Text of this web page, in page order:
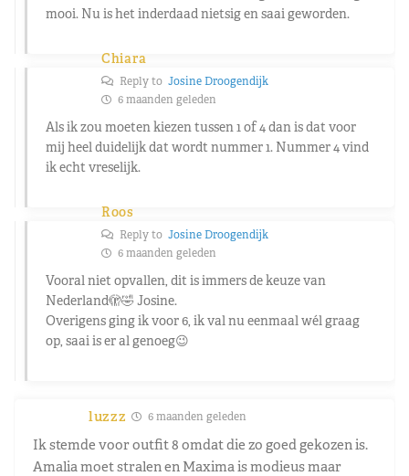
mooi. Nu is het inderdaad nietsig en saai geworden.
Chiara
Reply to Josine Droogendijk
6 maanden geleden
Als ik zou moeten kiezen tussen 1 of 4 dan is dat voor
mij heel duidelijk dat wordt nummer 1. Nummer 4 vind
ik echt vreselijk.
Roos
Reply to Josine Droogendijk
6 maanden geleden
Vooral niet opvallen, dit is immers de keuze van
Nederland🫣🤣 Josine.
Overigens ging ik voor 6, ik val nu eenmaal wél graag
op, saai is er al genoeg😉
luzzz 6 maanden geleden
Ik stemde voor outfit 8 omdat die zo goed gekozen is.
Amalia moet stralen en Maxima is modieus maar